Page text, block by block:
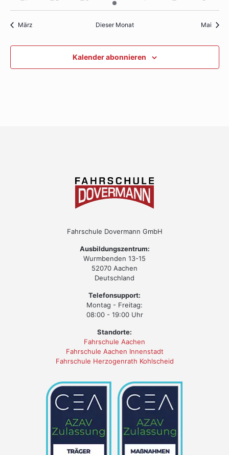
Veranstaltungen
Veranstaltungen
Veranstaltungen
VeranstaltungVeranstaltungen
März Dieser Monat Mai
Kalender abonnieren
Fahrschule Dovermann GmbH
Ausbildungszentrum:
Wurmbenden 13-15
52070 Aachen
Deutschland
Telefonsupport:
Montag - Freitag:
08:00 - 19:00 Uhr
Standorte:
Fahrschule Aachen
Fahrschule Aachen Innenstadt
Fahrschule Herzogenrath Kohlscheid